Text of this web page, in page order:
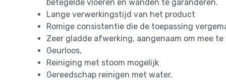
betegelde vloeren en wanden te garanderen.
Lange verwerkingstijd van het product
Romige consistentie die de toepassing
Zeer gladde afwerking, aangenaam om mee te
Geurloos,
Reiniging met stoom mogelijk
Gereedschap reinigen met water.